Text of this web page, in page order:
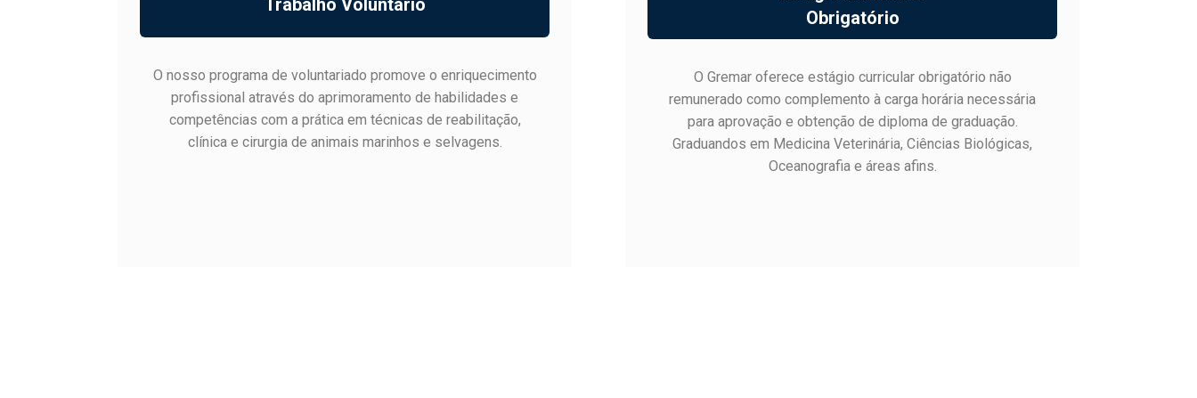
Trabalho Voluntário
O nosso programa de voluntariado promove o enriquecimento
profissional através do aprimoramento de habilidades e
competências com a prática em técnicas de reabilitação,
clínica e cirurgia de animais marinhos e selvagens.
Obrigatório
O Gremar oferece estágio curricular obrigatório não
remunerado como complemento à carga horária necessária
para aprovação e obtenção de diploma de graduação.
Graduandos em Medicina Veterinária, Ciências Biológicas,
Oceanografia e áreas afins.